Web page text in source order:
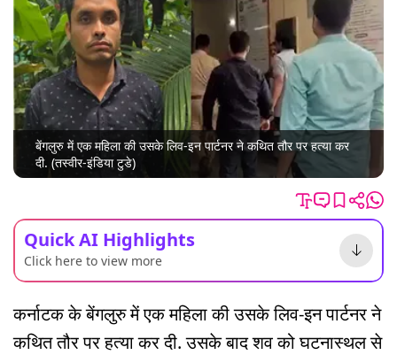
बेंगलुरु में एक महिला की उसके लिव-इन पार्टनर ने कथित तौर पर हत्या कर
दी. (तस्वीर-इंडिया टुडे)
Quick AI Highlights
Click here to view more
कर्नाटक के बेंगलुरु में एक महिला की उसके लिव-इन पार्टनर ने
कथित तौर पर हत्या कर दी. उसके बाद शव को घटनास्थल से